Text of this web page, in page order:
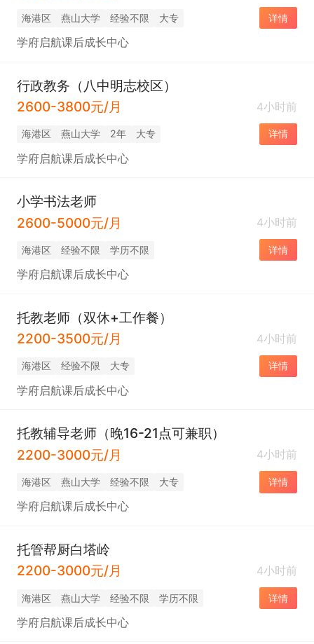
海港区 燕山大学 经验不限 大专 详情
学府启航课后成长中心
行政教务（八中明志校区）
2600-3800元/月
4小时前
海港区 燕山大学 2年 大专 详情
学府启航课后成长中心
小学书法老师
2600-5000元/月
4小时前
海港区 经验不限 学历不限 详情
学府启航课后成长中心
托教老师（双休+工作餐）
2200-3500元/月
4小时前
海港区 经验不限 大专 详情
学府启航课后成长中心
托教辅导老师（晚16-21点可兼职）
2200-3000元/月
4小时前
海港区 燕山大学 经验不限 大专 详情
学府启航课后成长中心
托管帮厨白塔岭
2200-3000元/月
4小时前
海港区 燕山大学 经验不限 学历不限 详情
学府启航课后成长中心